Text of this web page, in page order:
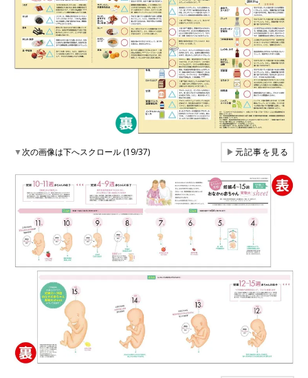
▼次の画像は下へスクロール (19/37) ▶元記事を見る